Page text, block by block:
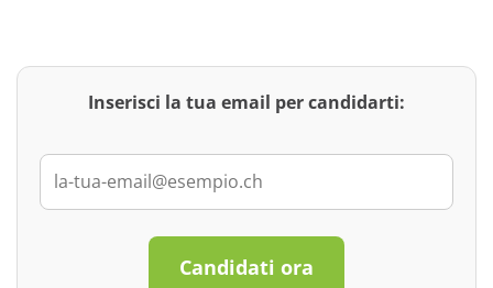
Inserisci la tua email per candidarti:
Candidati ora